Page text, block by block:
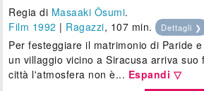
Regia di Masaaki Ôsumi.
Film 1992 | Ragazzi, 107 min. Dettagli ❯
Per festeggiare il matrimonio di Paride
un villaggio vicino a Siracusa arriva suo
città l'atmosfera non è... Espandi ▽